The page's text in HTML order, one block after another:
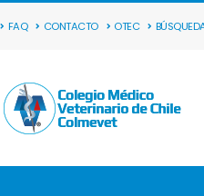
FAQ CONTACTO OTEC